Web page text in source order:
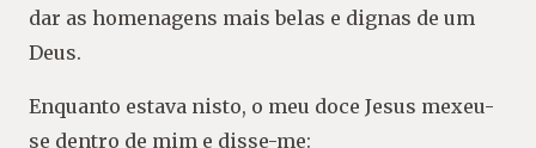
dar as homenagens mais belas e dignas de um
Deus.
Enquanto estava nisto, o meu doce Jesus mexeu-
se dentro de mim e disse-me: